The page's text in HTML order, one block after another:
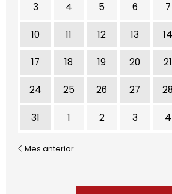
3 4 5 6 7
10 11 12 13 14
17 18 19 20 21
24 25 26 27 28
31 1 2 3 4
Mes anterior